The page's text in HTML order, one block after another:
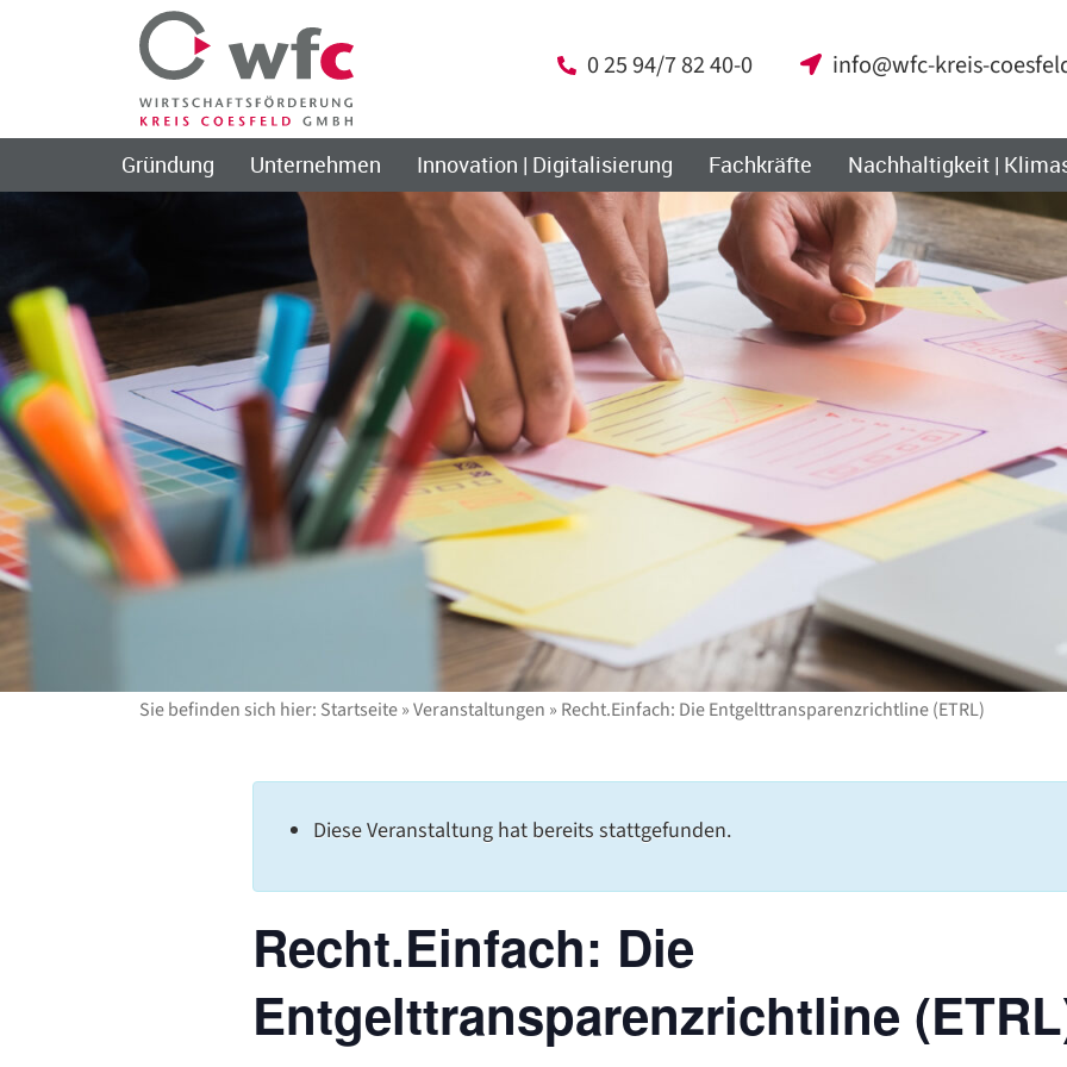
0 25 94/7 82 40-0 info@wfc-kreis-
Gründung Unternehmen Innovation | Digitalisierung Fachkräfte Nachhaltigkeit |
Sie befinden sich hier: Startseite»Veranstaltungen » Recht.Einfach: Die Entgelttransparenzrichtline (ETRL)
Diese Veranstaltung hat bereits stattgefunden.
Recht.Einfach: Die
Entgelttransparenzrichtline